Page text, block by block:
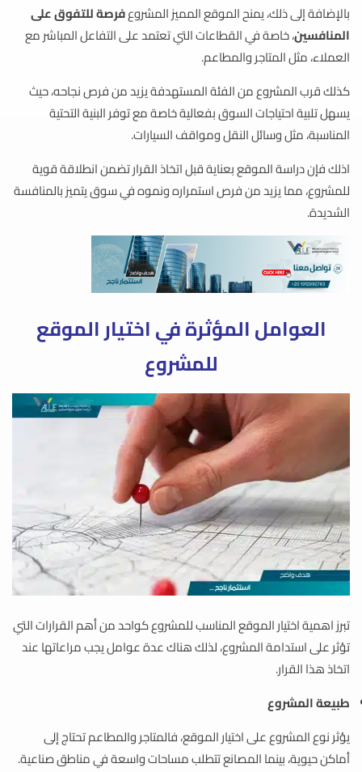
بالإضافة إلى ذلك، يمنح الموقع المميز المشروعفرصة للتفوق على
المنافسين، خاصة في القطاعات التي تعتمد على التفاعل المباشر مع
العملاء، مثل المتاجر والمطاعم.
كذلك قرب المشروع من الفئة المستهدفة يزيد من فرص نجاحه، حيث
يسهل تلبية احتياجات السوق بفعالية خاصة مع توفر البنية التحتية
المناسبة، مثل وسائل النقل ومواقف السيارات.
اذلك فإن دراسة الموقع بعناية قبل اتخاذ القرار تضمن انطلاقة قوية
للمشروع، مما يزيد من فرص استمراره ونموه في سوق يتميز بالمنافسة
الشديدة.
العوامل المؤثرة في اختيار الموقع
للمشروع
تبرز اهمية اختيار الموقع المناسب للمشروع كواحد من أهم القرارات التي
تؤثر على استدامة المشروع، لذلك هناك عدة عوامل يجب مراعاتها عند
اتخاذ هذا القرار.
طبيعة المشروع
يؤثر نوع المشروع على اختيار الموقع، فالمتاجر والمطاعم تحتاج إلى
أماكن حيوية، بينما المصانع تتطلب مساحات واسعة في مناطق صناعية.